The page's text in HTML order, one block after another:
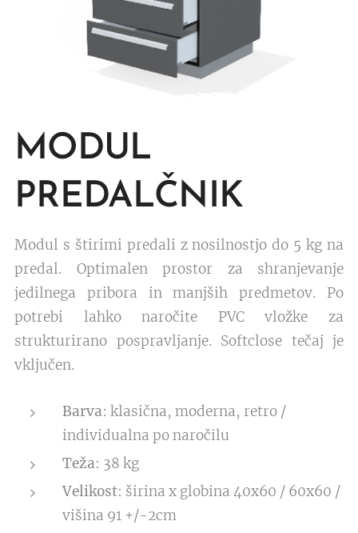
MODUL
PREDALČNIK
Modul s štirimi predali z nosilnostjo do 5 kg na
predal. Optimalen prostor za shranjevanje
jedilnega pribora in manjših predmetov. Po
potrebi lahko naročite PVC vložke za
strukturirano pospravljanje. Softclose tečaj je
vključen.
Barva: klasična, moderna, retro /
individualna po naročilu
Teža: 38 kg
Velikost: širina x globina 40x60 / 60x60 /
višina 91 +/-2cm